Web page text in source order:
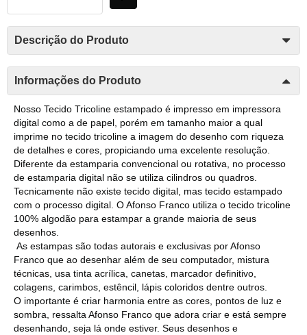
Descrição do Produto
Informações do Produto
Nosso Tecido Tricoline estampado é impresso em impressora
digital como a de papel, porém em tamanho maior a qual
imprime no tecido tricoline a imagem do desenho com riqueza
de detalhes e cores, propiciando uma excelente resolução.
Diferente da estamparia convencional ou rotativa, no processo
de estamparia digital não se utiliza cilindros ou quadros.
Tecnicamente não existe tecido digital, mas tecido estampado
com o processo digital. O Afonso Franco utiliza o tecido tricoline
100% algodão para estampar a grande maioria de seus
desenhos.
As estampas são todas autorais e exclusivas por Afonso
Franco que ao desenhar além de seu computador, mistura
técnicas, usa tinta acrílica, canetas, marcador definitivo,
colagens, carimbos, estêncil, lápis coloridos dentre outros.
O importante é criar harmonia entre as cores, pontos de luz e
sombra, ressalta Afonso Franco que adora criar e está sempre
desenhando, seja lá onde estiver. Seus desenhos e